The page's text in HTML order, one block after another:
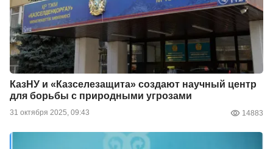
КазНУ и «Казселезащита» создают научный центр
для борьбы с природными угрозами
31 октября 2025, 09:43 14883